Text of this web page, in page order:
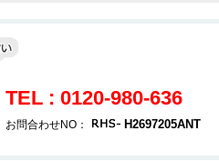
TEL : 0120-980-636
お問合わせNO： H2697205ANT